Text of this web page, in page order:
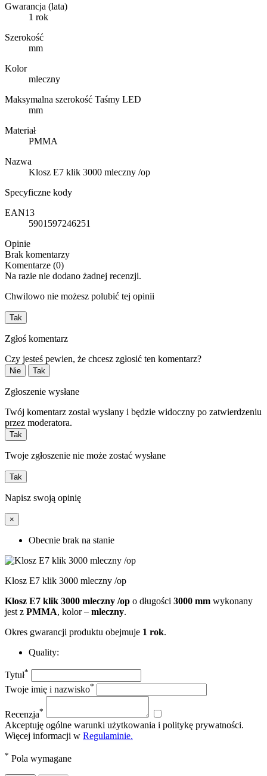
Gwarancja (lata)
1 rok
Szerokość
mm
Kolor
mleczny
Maksymalna szerokość Taśmy LED
mm
Materiał
PMMA
Nazwa
Klosz E7 klik 3000 mleczny /op
Specyficzne kody
EAN13
5901597246251
Opinie
Brak komentarzy
Komentarze (0)
Na razie nie dodano żadnej recenzji.
Chwilowo nie możesz polubić tej opinii
Tak
Zgłoś komentarz
Czy jesteś pewien, że chcesz zgłosić ten komentarz?
Nie Tak
Zgłoszenie wysłane
Twój komentarz został wysłany i będzie widoczny po zatwierdzeniu
przez moderatora.
Tak
Twoje zgłoszenie nie może zostać wysłane
Tak
Napisz swoją opinię
×
Obecnie brak na stanie
Klosz E7 klik 3000 mleczny /op
Klosz E7 klik 3000 mleczny /op o długości 3000 mm wykonany
jest z PMMA, kolor – mleczny.
Okres gwarancji produktu obejmuje 1 rok.
Quality:
Tytuł*
Twoje imię i nazwisko*
Recenzja*
Akceptuję ogólne warunki użytkowania i politykę prywatności.
Więcej informacji w Regulaminie.
* Pola wymagane